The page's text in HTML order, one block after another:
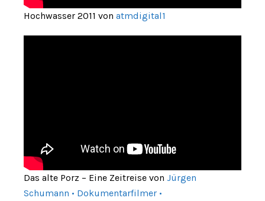
Hochwasser 2011 von atmdigital1
Das alte Porz – Eine Zeitreise von Jürgen
Schumann • Dokumentarfilmer •